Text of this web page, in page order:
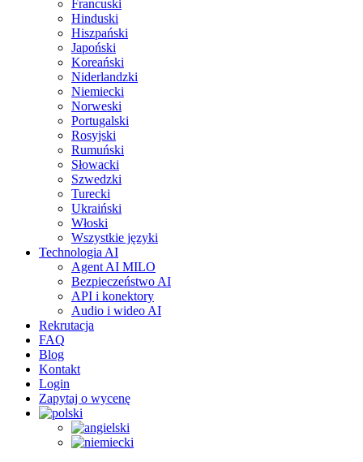
Francuski
Hinduski
Hiszpański
Japoński
Koreański
Niderlandzki
Niemiecki
Norweski
Portugalski
Rosyjski
Rumuński
Słowacki
Szwedzki
Turecki
Ukraiński
Włoski
Wszystkie języki
Technologia AI
Agent AI MILO
Bezpieczeństwo AI
API i konektory
Audio i wideo AI
Rekrutacja
FAQ
Blog
Kontakt
Login
Zapytaj o wycenę